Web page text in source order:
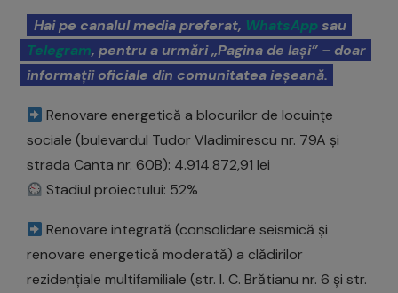
Hai pe canalul media preferat, WhatsAppsau
Telegram, pentru a urmări „Pagina de Iași” – doar
informații oficiale din comunitatea ieșeană.
Renovare energetică a blocurilor de locuințe
sociale (bulevardul Tudor Vladimirescu nr. 79A și
strada Canta nr. 60B): 4.914.872,91 lei
Stadiul proiectului: 52%
Renovare integrată (consolidare seismică și
renovare energetică moderată) a clădirilor
rezidențiale multifamiliale (str. I. C. Brătianu nr. 6 și str.